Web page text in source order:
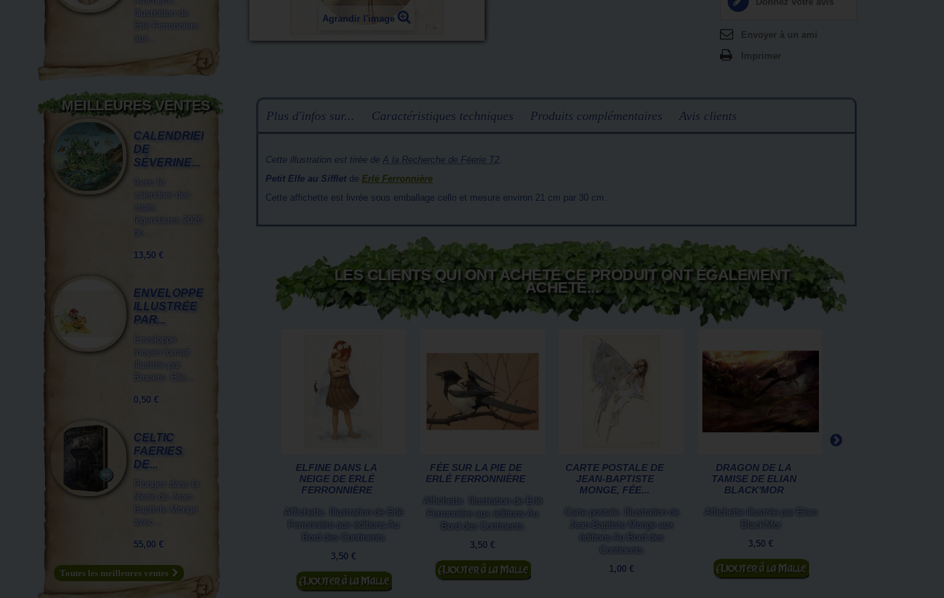
Agrandir l'image
Envoyer à un ami
Imprimer
Plus d'infos sur... Caractéristiques techniques Produits complémentaires Avis clients
Cette illustration est tirée de A la Recherche de Féerie T2.
Petit Elfe au Siffletde Erlé Ferronnière
Cette affichette est livrée sous emballage cello et mesure environ 21 cm par 30 cm.
LES CLIENTS QUI ONT ACHETÉ CE PRODUIT ONT ÉGALEMENT
ACHETÉ...
ELFINE DANS LA
NEIGE DE ERLÉ
FERRONNIÈRE
Affichette. Illustration de Erlé
Ferronnière aux éditions Au
Bord des Continents
3,50 €
Ajouter au panier
FÉE SUR LA PIE DE
ERLÉ FERRONNIÈRE
Affichette. Illustration de Erlé
Ferronnière aux éditions Au
Bord des Continents
3,50 €
Ajouter au panier
CARTE POSTALE DE
JEAN-BAPTISTE
MONGE, FÉE...
Carte postale. Illustration de
Jean-Baptiste Monge aux
éditions Au Bord des
Continents
1,00 €
DRAGON DE LA
TAMISE DE ELIAN
BLACK'MOR
Affichette illustrée par Elian
Black'Mor
3,50 €
Ajouter au panier
Illustration de
Erlé Ferronnière
aux...
MEILLEURES VENTES
CALENDRIER
DE
SÉVERINE...
Avec le
calendrier des
chats
légendaires 2026
de...
13,50 €
ENVELOPPE
ILLUSTRÉE
PAR...
Enveloppe
moyen format
illustrée par
Brucero. Elle...
0,50 €
CELTIC
FAERIES
DE...
Plongez dans la
féerie de Jean-
Baptiste Monge
avec...
55,00 €
Toutes les meilleures ventes